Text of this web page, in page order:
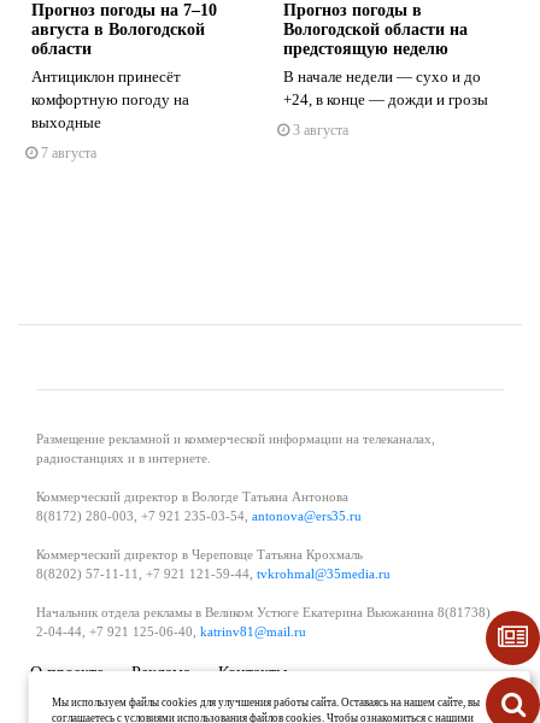
Прогноз погоды на 7–10
августа в Вологодской
области
Антициклон принесёт
комфортную погоду на
выходные
7 августа
Прогноз погоды в
Вологодской области на
предстоящую неделю
В начале недели — сухо и до
+24, в конце — дожди и грозы
3 августа
Размещение рекламной и коммерческой информации на телеканалах,
радиостанциях и в интернете.
Коммерческий директор в Вологде Татьяна Антонова
8(8172) 280-003, +7 921 235-03-54, antonova@ers35.ru
Коммерческий директор в Череповце Татьяна Крохмаль
8(8202) 57-11-11, +7 921 121-59-44, tvkrohmal@35media.ru
Начальник отдела рекламы в Великом Устюге Екатерина Вьюжанина 8(81738)
2-04-44, +7 921 125-06-40, katrinv81@mail.ru
О проекте Реклама
Контакты
Политика в области обработки и защиты персональных данных
Мы используем файлы cookies для улучшения работы сайта. Оставаясь на нашем сайте, вы
соглашаетесь с условиями использования файлов cookies. Чтобы ознакомиться с нашими